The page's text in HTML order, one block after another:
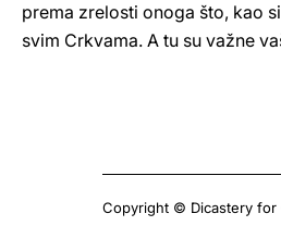
prema zrelosti onoga što, kao
svim Crkvama. A tu su važne
Copyright © Dicastery for